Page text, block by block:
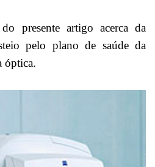
presente artigo acerca da
pelo plano de saúde da
óptica.